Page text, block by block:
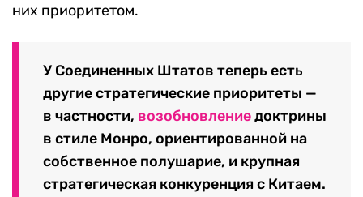
них приоритетом.
У Соединенных Штатов теперь есть
другие стратегические приоритеты —
в частности, возобновлениедоктрины
в стиле Монро, ориентированной на
собственное полушарие, и крупная
стратегическая конкуренция с Китаем.